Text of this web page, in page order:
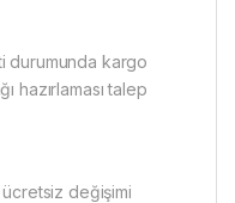
durumunda kargo
hazırlaması talep
değişimi